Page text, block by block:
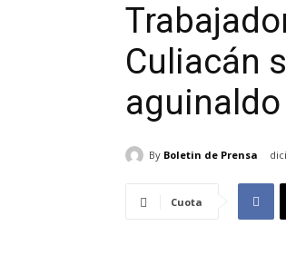
Culiacán
By Boletin de Prensa
Cuota